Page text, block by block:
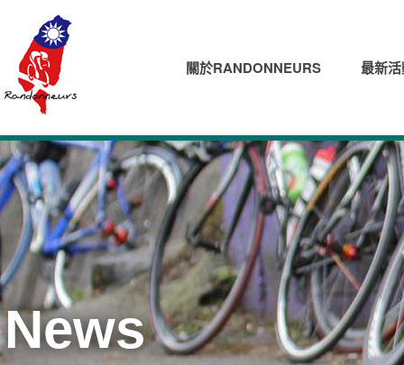
關於RANDONNEURS 最新
News